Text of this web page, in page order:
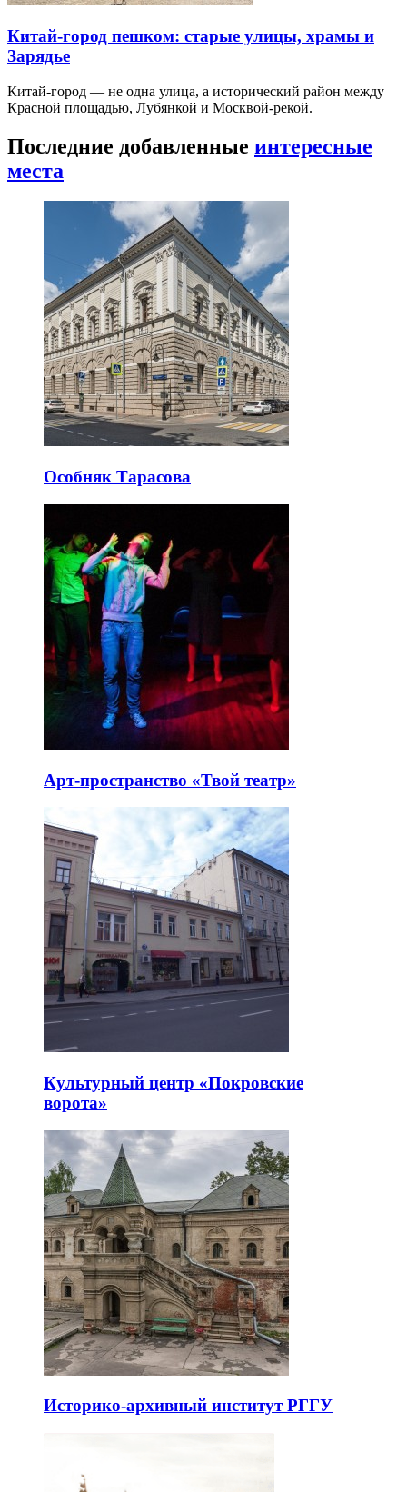
Китай-город пешком: старые улицы, храмы и
Зарядье
Китай-город — не одна улица, а исторический район между
Красной площадью, Лубянкой и Москвой-рекой.
Последние добавленные интересные
места
Особняк Тарасова
Арт-пространство «Твой театр»
Культурный центр «Покровские
ворота»
Историко-архивный институт РГГУ